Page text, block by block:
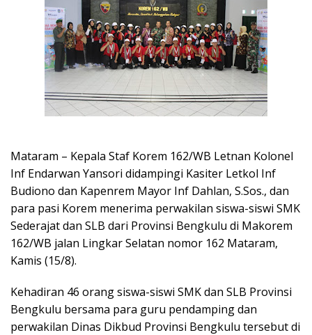
Mataram – Kepala Staf Korem 162/WB Letnan Kolonel
Inf Endarwan Yansori didampingi Kasiter Letkol Inf
Budiono dan Kapenrem Mayor Inf Dahlan, S.Sos., dan
para pasi Korem menerima perwakilan siswa-siswi SMK
Sederajat dan SLB dari Provinsi Bengkulu di Makorem
162/WB jalan Lingkar Selatan nomor 162 Mataram,
Kamis (15/8).
Kehadiran 46 orang siswa-siswi SMK dan SLB Provinsi
Bengkulu bersama para guru pendamping dan
perwakilan Dinas Dikbud Provinsi Bengkulu tersebut di